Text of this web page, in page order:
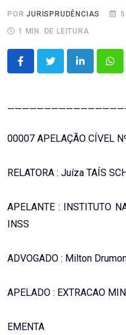
PORJURISPRUDÊNCIAS
1 MIN. DE LEITURA
LinkedIn
00007 APELAÇÃO CÍVEL
RELATORA : Juíza TAÍS
APELANTE : INSTITUTO
INSS
ADVOGADO : Milton
APELADO : EXTRACAO
EMENTA